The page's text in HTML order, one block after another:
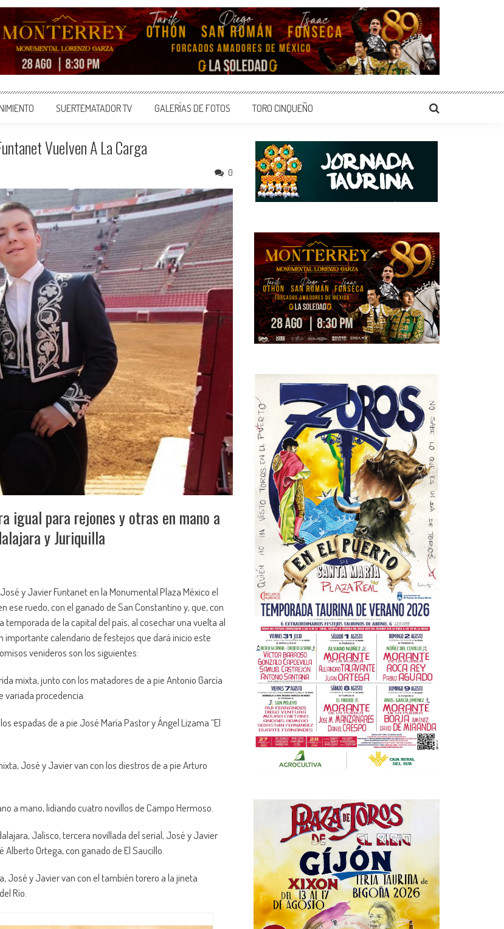
SUERTEMATADOR TV GALERÍAS DE FOTOS TORO CINQUEÑO
Vuelven A La Carga
0
igual para rejones y otras en mano a
y Juriquilla
y Javier Funtanet en la Monumental Plaza México el
ruedo, con el ganado de San Constantino y, que, con
de la capital del país, al cosechar una vuelta al
calendario de festejos que dará inicio este
venideros son los siguientes:
mixta, junto con los matadores de a pie Antonio García
variada procedencia.
espadas de a pie José María Pastor y Ángel Lizama “El
José y Javier van con los diestros de a pie Arturo
a mano, lidiando cuatro novillos de Campo Hermoso.
Jalisco, tercera novillada del serial, José y Javier
Ortega, con ganado de El Saucillo.
José y Javier van con el también torero a la jineta
Río.